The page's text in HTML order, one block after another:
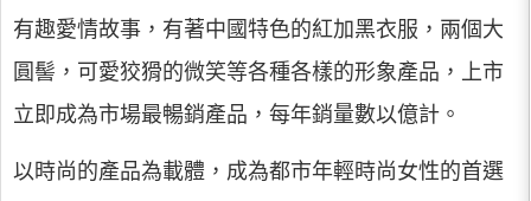
有趣愛情故事，有著中國特色的紅加黑衣服，兩個大
圓髻，可愛狡猾的微笑等各種各樣的形象產品，上市
立即成為市場最暢銷產品，每年銷量數以億計。
以時尚的產品為載體，成為都市年輕時尚女性的首選